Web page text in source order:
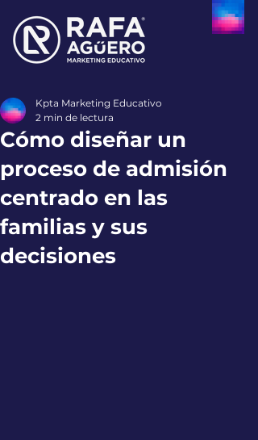
Cómo diseñar un
proceso de admisión
centrado en las
familias y sus
decisiones
Kpta Marketing Educativo
2 min de lectura